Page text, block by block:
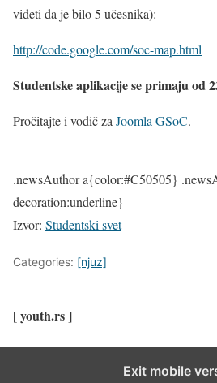
videti da je bilo 5 učesnika):
http://code.google.com/soc-map.html
Studentske aplikacije se primaju od
Pročitajte i vodič za Joomla GSoC.
.newsAuthor a{color:#C50505}
decoration:underline}
Izvor: Studentski svet
Categories: [njuz]
[ youth.rs ]
Exit mobile